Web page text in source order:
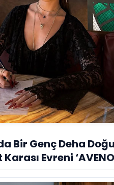
Bir Genç Deha
Evreni